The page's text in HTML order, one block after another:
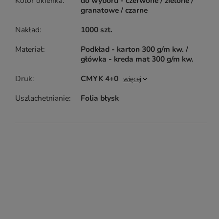
granatowe / czarne
Nakład
1000 szt.
Materiał
Podkład - karton 300 g/m kw. /
główka - kreda mat 300 g/m kw.
Druk
CMYK 4+0 więcej
Uszlachetnianie Folia błysk